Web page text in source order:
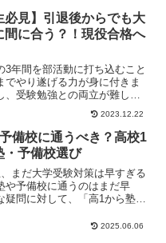
必見】引退後からでも大
間に合う？！現役合格へ
3年間を部活動に打ち込むこと
でやり遂げる力が身に付きま
、受験勉強との両立が難しい
ため、引退後に勉強を始めて
2023.12.22
備校に通うべき？高校1
・予備校選び
まだ大学受験対策は早すぎる
や予備校に通うのはまだ早
疑問に対して、「高1から塾・
2025.06.06